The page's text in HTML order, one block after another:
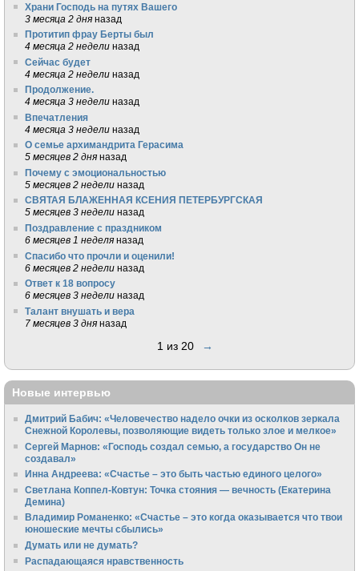
Храни Господь на путях Вашего
3 месяца 2 дня назад
Протитип фрау Берты был
4 месяца 2 недели назад
Сейчас будет
4 месяца 2 недели назад
Продолжение.
4 месяца 3 недели назад
Впечатления
4 месяца 3 недели назад
О семье архимандрита Герасима
5 месяцев 2 дня назад
Почему с эмоциональностью
5 месяцев 2 недели назад
СВЯТАЯ БЛАЖЕННАЯ КСЕНИЯ ПЕТЕРБУРГСКАЯ
5 месяцев 3 недели назад
Поздравление с праздником
6 месяцев 1 неделя назад
Спасибо что прочли и оценили!
6 месяцев 2 недели назад
Ответ к 18 вопросу
6 месяцев 3 недели назад
Талант внушать и вера
7 месяцев 3 дня назад
1 из 20 →
Новые интервью
Дмитрий Бабич: «Человечество надело очки из осколков зеркала
Снежной Королевы, позволяющие видеть только злое и мелкое»
Сергей Марнов: «Господь создал семью, а государство Он не
создавал»
Инна Андреева: «Счастье – это быть частью единого целого»
Светлана Коппел-Ковтун: Точка стояния — вечность (Екатерина
Демина)
Владимир Романенко: «Счастье – это когда оказывается что твои
юношеские мечты сбылись»
Думать или не думать?
Распадающаяся нравственность